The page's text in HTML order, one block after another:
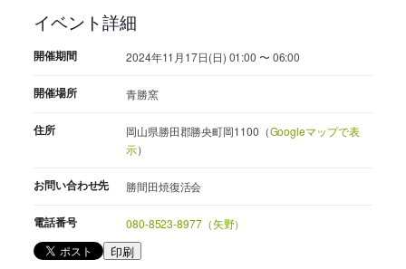
イベント詳細
開催期間 2024年11月17日(日) 01:00 〜 06:00
開催場所 青勝窯
住所 岡山県勝田郡勝央町岡1100（Googleマップで表
示）
お問い合わせ先 勝間田焼復活会
電話番号 080-8523-8977（矢野）
印刷